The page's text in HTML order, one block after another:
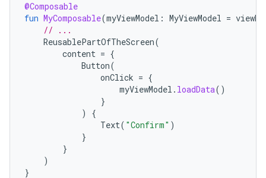
@Composable
fun MyComposable(myViewModel : MyViewModel =
// ...
ReusablePartOfTheScreen(
content = {
Button(
onClick = {
myViewModel . loadData()
}
)
{
Text( "Confirm" )
}
}
)
}